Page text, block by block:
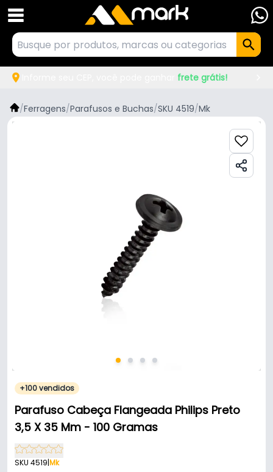
frete grátis!
/Ferragens/Parafusos e Buchas/SKU 4519/Mk
+100 vendidos
Parafuso Cabeça Flangeada Philips Preto
3,5 X 35 Mm - 100 Gramas
SKU 4519|Mk